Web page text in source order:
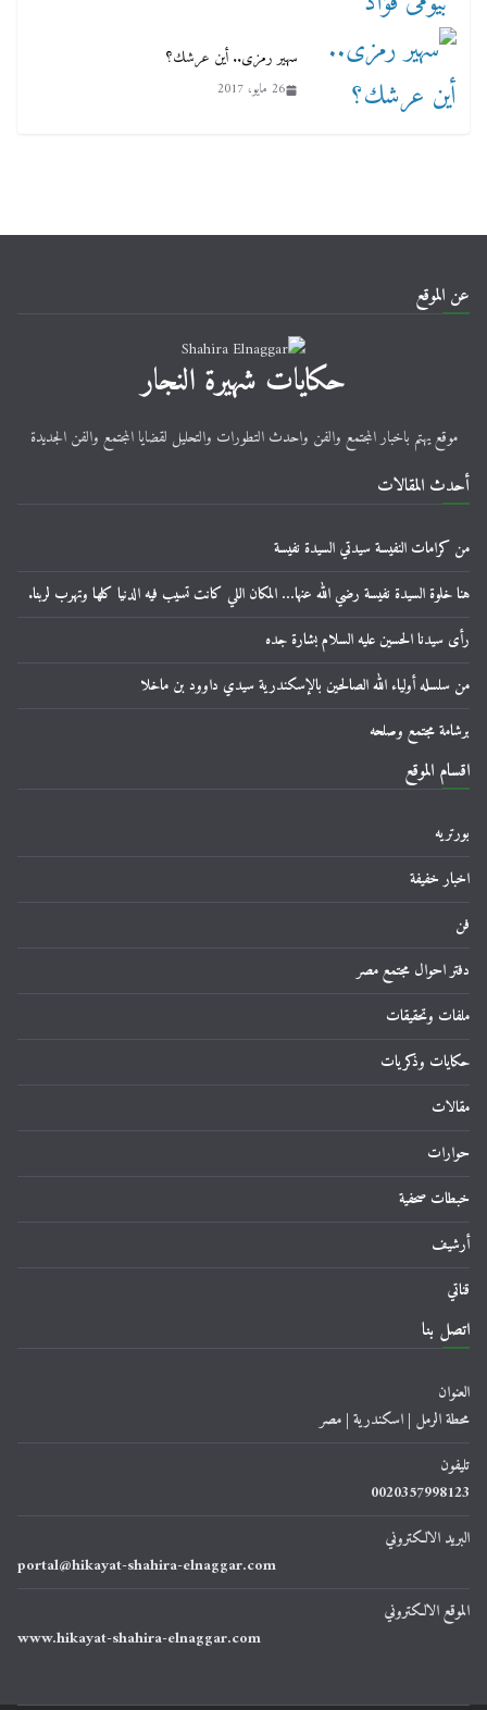
سهير رمزى.. أين عرشك؟
26 مايو، 2017
عن الموقع
حكايات شهيرة النجار
موقع يهتم باخبار المجتمع والفن واحدث التطورات والتحليل لقضايا المجتمع والفن الجديدة
أحدث المقالات
من كرامات النفيسة سيدتي السيدة نفيسة
هنا خلوة السيدة نفيسة رضي الله عنها… المكان اللي كانت تسيب فيه الدنيا كلها وتهرب لربنا.
رأى سيدنا الحسين عليه السلام بشارة جده
من سلسله أولياء الله الصالحين بالإسكندرية سيدي داوود بن ماخلا
برشامة مجتمع وصلحه
اقسام الموقع
بورتريه
اخبار خفيفة
فن
دفتر احوال مجتمع مصر
ملفات وتحقيقات
حكايات وذكريات
مقالات
حوارات
خبطات صحفية
أرشيف
قناتي
اتصل بنا
العنوان
محطة الرمل | اسكندرية | مصر
تليفون
0020357998123
البريد الالكتروني
portal@hikayat-shahira-elnaggar.com
الموقع الالكتروني
www.hikayat-shahira-elnaggar.com